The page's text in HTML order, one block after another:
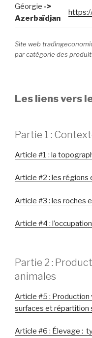
Géorgie ->
Azerbaïdjan
Site web
par catégorie des
Les liens vers
Partie 1 :
Article #1 : la
Article #2 : les régions
Article #3 : les roches
Article #4 :
Partie 2 :
animales
Article #5 :
surfaces et répartition
Article #6 : Élevage :